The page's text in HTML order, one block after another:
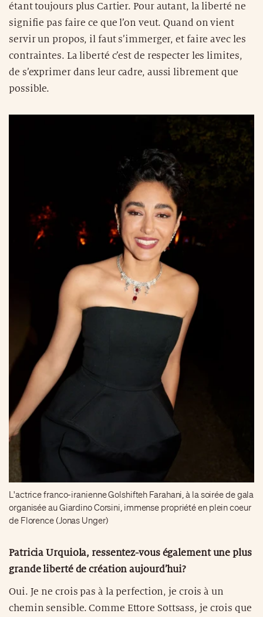
étant toujours plus Cartier. Pour autant, la liberté ne
signifie pas faire ce que l’on veut. Quand on vient
servir un propos, il faut s’immerger, et faire avec les
contraintes. La liberté c’est de respecter les limites,
de s’exprimer dans leur cadre, aussi librement que
possible.
L'actrice franco-iranienne Golshifteh Farahani, à la soirée de gala
organisée au Giardino Corsini, immense propriété en plein coeur
de Florence (Jonas Unger)
Patricia Urquiola, ressentez-vous également une plus
grande liberté de création aujourd’hui?
Oui. Je ne crois pas à la perfection, je crois à un
chemin sensible. Comme Ettore Sottsass, je crois que